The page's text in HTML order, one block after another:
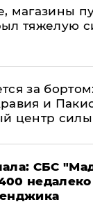
магазины
тяжелую
за
и
центр силы
СБС
недалеко